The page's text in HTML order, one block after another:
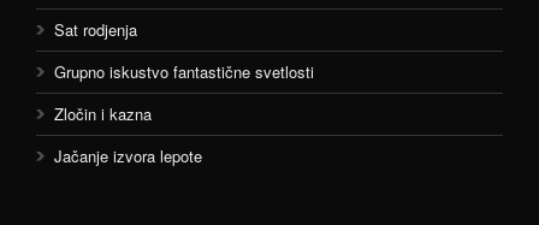
Sat rodjenja
Grupno iskustvo fantastične svetlosti
Zločin i kazna
Jačanje izvora lepote